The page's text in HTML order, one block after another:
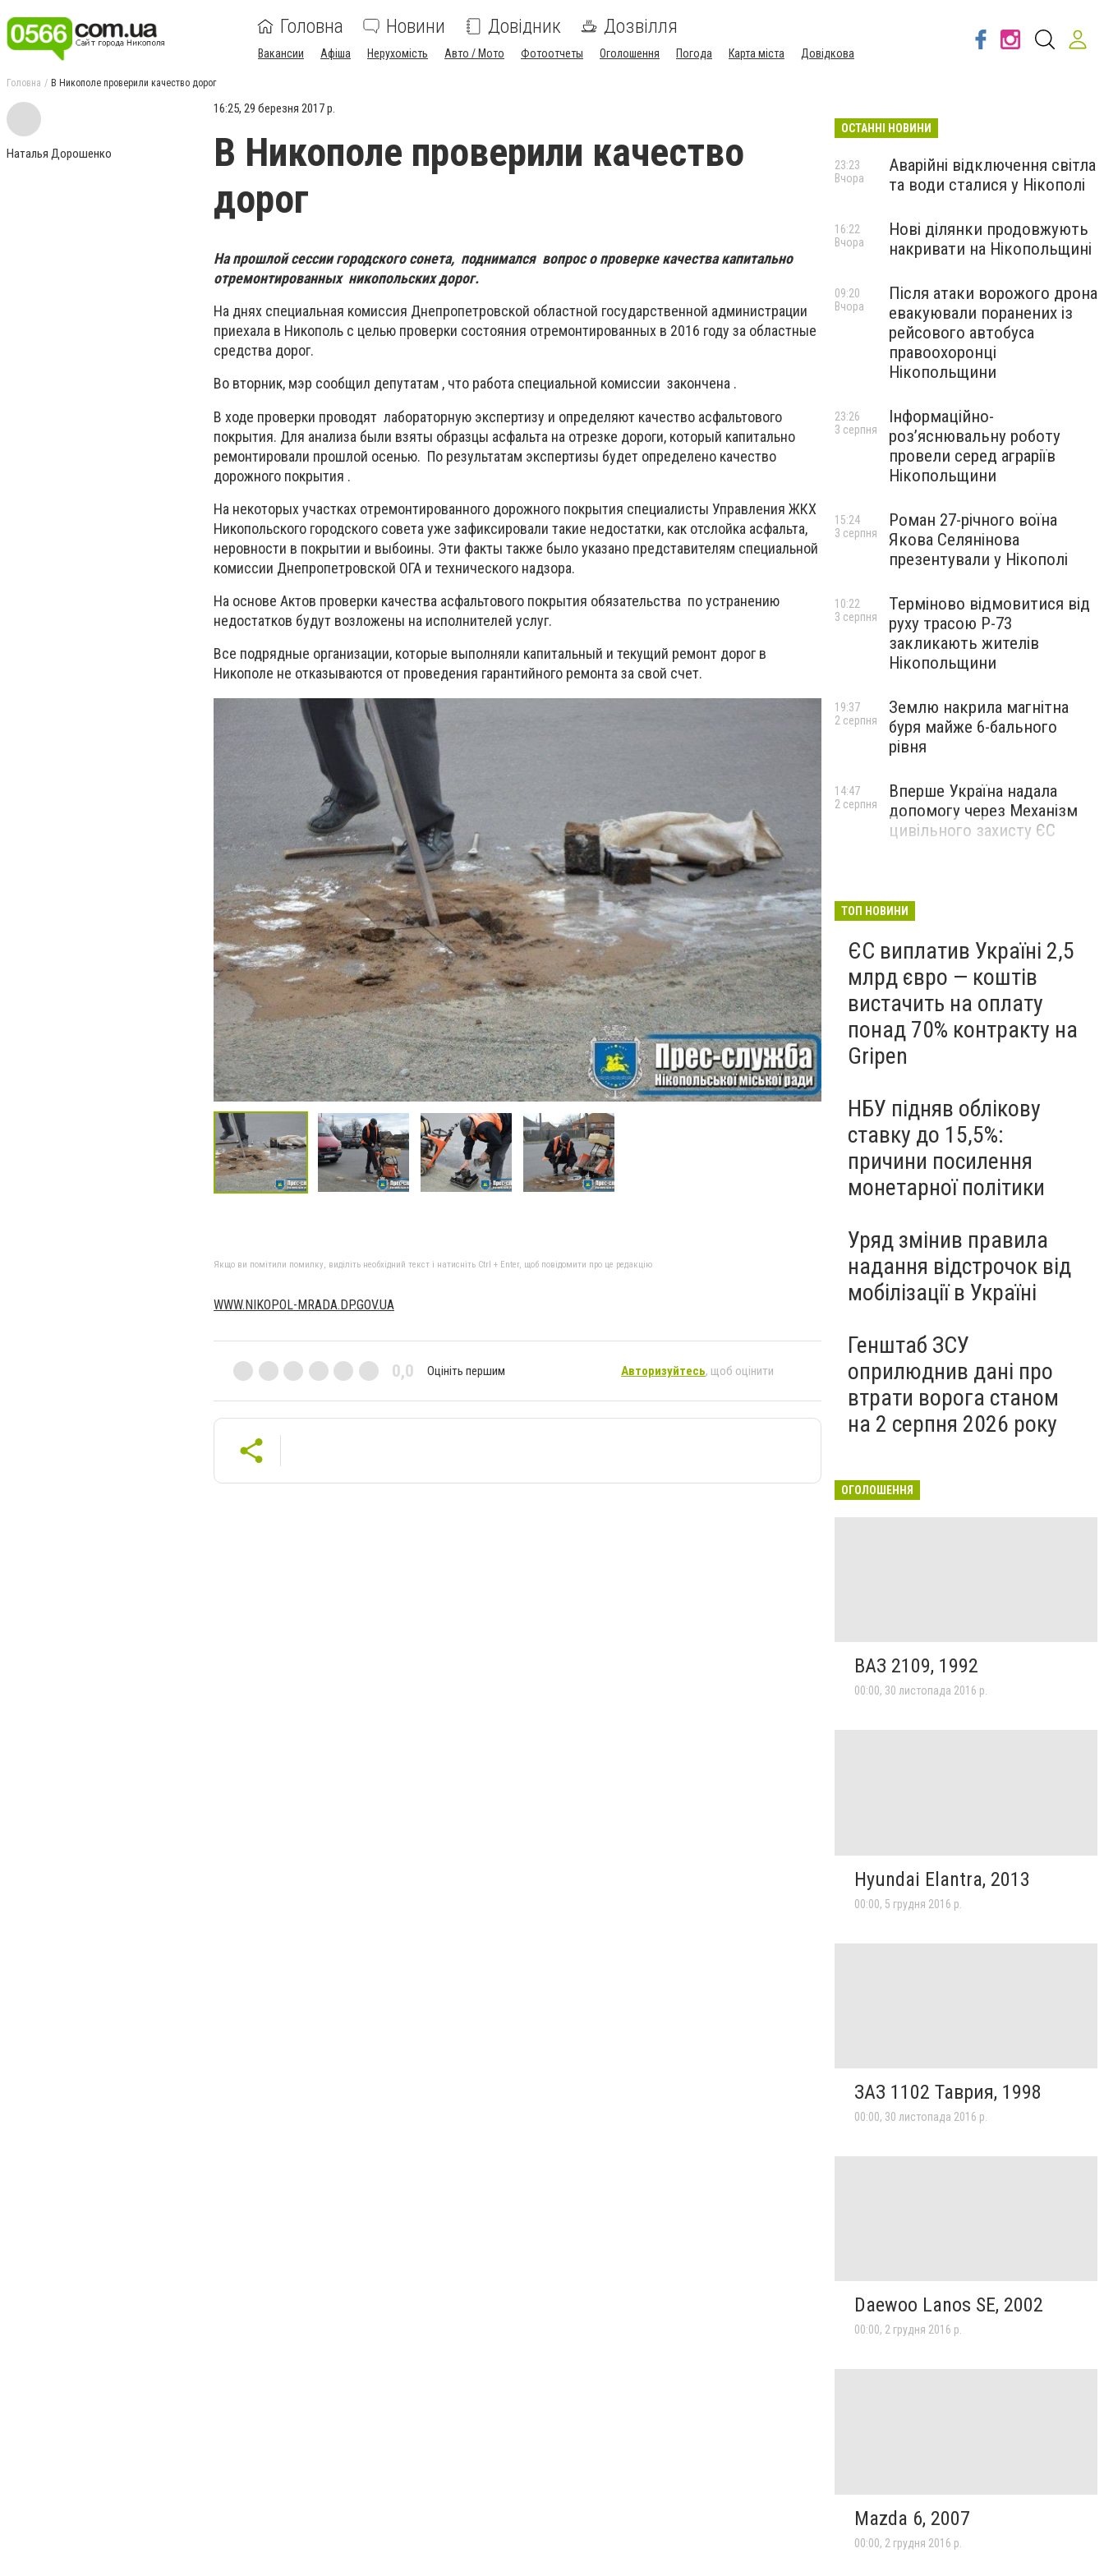
Головна Новини Довідник Дозвілля
Вакансии Афіша Нерухомість Авто / Мото Фотоотчеты Оголошення Погода Карта міста Довідкова
Головна В Никополе проверили качество дорог
Наталья Дорошенко
16:25, 29 березня 2017 р.
В Никополе проверили качество
дорог
На прошлой сессии городского сонета, поднимался вопрос о проверке качества капитально
отремонтированных никопольских дорог.
На днях специальная комиссия Днепропетровской областной государственной администрации
приехала в Никополь с целью проверки состояния отремонтированных в 2016 году за областные
средства дорог.
Во вторник, мэр сообщил депутатам , что работа специальной комиссии закончена .
В ходе проверки проводят лабораторную экспертизу и определяют качество асфальтового
покрытия. Для анализа были взяты образцы асфальта на отрезке дороги, который капитально
ремонтировали прошлой осенью. По результатам экспертизы будет определено качество
дорожного покрытия .
На некоторых участках отремонтированного дорожного покрытия специалисты Управления ЖКХ
Никопольского городского совета уже зафиксировали такие недостатки, как отслойка асфальта,
неровности в покрытии и выбоины. Эти факты также было указано представителям специальной
комиссии Днепропетровской ОГА и технического надзора.
На основе Актов проверки качества асфальтового покрытия обязательства по устранению
недостатков будут возложены на исполнителей услуг.
Все подрядные организации, которые выполняли капитальный и текущий ремонт дорог в
Никополе не отказываются от проведения гарантийного ремонта за свой счет.
Якщо ви помітили помилку, виділіть необхідний текст і натисніть Ctrl + Enter, щоб повідомити про це редакцію
WWW.NIKOPOL-MRADA.DP.GOV.UA
0,0 Оцініть першим Авторизуйтесь, щоб оцінити
ОСТАННІ НОВИНИ
Аварійні відключення світла
та води сталися у Нікополі
23:23
Вчора
Нові ділянки продовжують
накривати на Нікопольщині
16:22
Вчора
Після атаки ворожого дрона
евакуювали поранених із
рейсового автобуса
правоохоронці
Нікопольщини
09:20
Вчора
Інформаційно-
роз’яснювальну роботу
провели серед аграріїв
Нікопольщини
23:26
3 серпня
Роман 27-річного воїна
Якова Селянінова
презентували у Нікополі
15:24
3 серпня
Терміново відмовитися від
руху трасою Р-73
закликають жителів
Нікопольщини
10:22
3 серпня
Землю накрила магнітна
буря майже 6-бального
рівня
19:37
2 серпня
Вперше Україна надала
допомогу через Механізм
цивільного захисту ЄС
14:47
2 серпня
ТОП НОВИНИ
ЄС виплатив Україні 2,5
млрд євро — коштів
вистачить на оплату
понад 70% контракту на
Gripen
НБУ підняв облікову
ставку до 15,5%:
причини посилення
монетарної політики
Уряд змінив правила
надання відстрочок від
мобілізації в Україні
Генштаб ЗСУ
оприлюднив дані про
втрати ворога станом
на 2 серпня 2026 року
ОГОЛОШЕННЯ
ВАЗ 2109, 1992
00:00, 30 листопада 2016 р.
Hyundai Elantra, 2013
00:00, 5 грудня 2016 р.
ЗАЗ 1102 Таврия, 1998
00:00, 30 листопада 2016 р.
Daewoo Lanos SE, 2002
00:00, 2 грудня 2016 р.
Mazda 6, 2007
00:00, 2 грудня 2016 р.